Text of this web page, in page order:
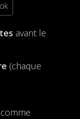
avant le
(chaque
comme